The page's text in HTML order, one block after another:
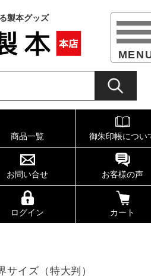
製本グッズ
商品一覧 御朱印帳につい
お問い合せ お客様の声
ログイン カート
サイズ（特大判）